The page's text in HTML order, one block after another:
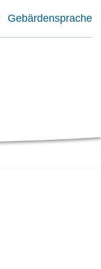
Gebärdensprache